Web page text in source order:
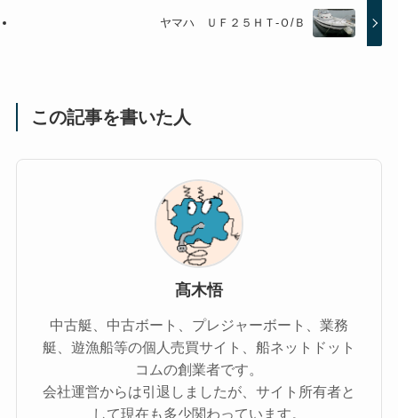
ヤマハ ＵＦ２５ＨＴ-Ｏ/Ｂ
この記事を書いた人
髙木悟
中古艇、中古ボート、プレジャーボート、業務
艇、遊漁船等の個人売買サイト、船ネットドット
コムの創業者です。
会社運営からは引退しましたが、サイト所有者と
して現在も多少関わっています。